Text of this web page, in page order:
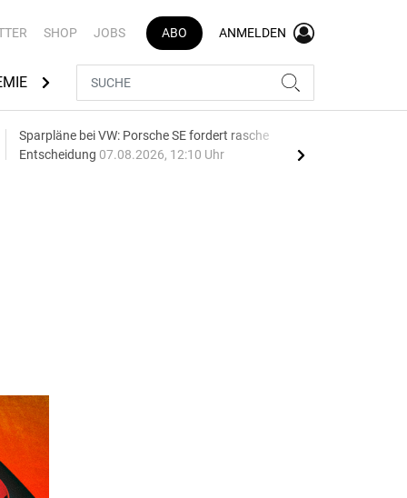
SHOP JOBS ABO ANMELDEN
AUTOMARKEN
Sparpläne bei VW: Porsche SE fordert rasche
Entscheidung 07.08.2026, 12:10 Uhr